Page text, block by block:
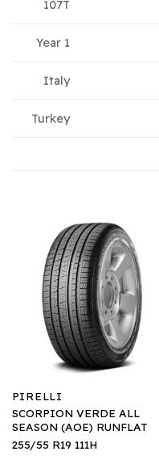
107T
1 Year
Italy
Turkey
PIRELLI
SCORPION VERDE ALL
SEASON (AOE) RUNFLAT
255/55 R19 111H